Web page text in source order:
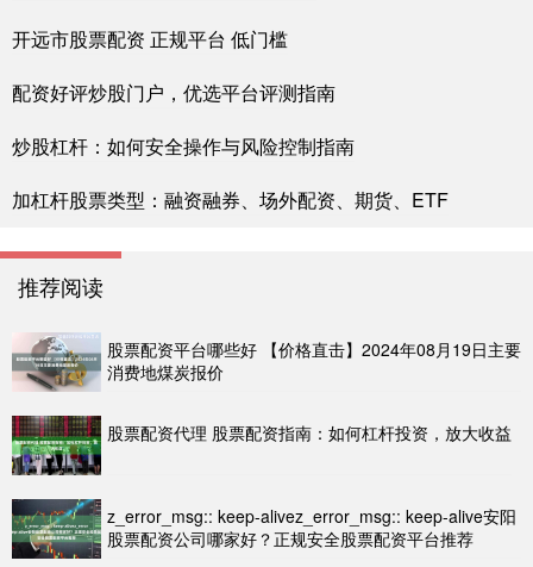
开远市股票配资 正规平台 低门槛
配资好评炒股门户，优选平台评测指南
炒股杠杆：如何安全操作与风险控制指南
加杠杆股票类型：融资融券、场外配资、期货、ETF
推荐阅读
股票配资平台哪些好 【价格直击】2024年08月19日主要
消费地煤炭报价
股票配资代理 股票配资指南：如何杠杆投资，放大收益
z_error_msg:: keep-alivez_error_msg:: keep-alive安阳
股票配资公司哪家好？正规安全股票配资平台推荐